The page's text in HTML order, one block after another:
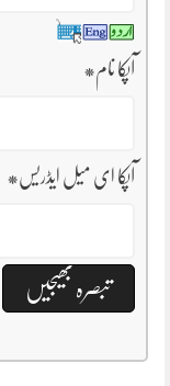
آپکا نام*
آپکا ای میل ایڈریس*